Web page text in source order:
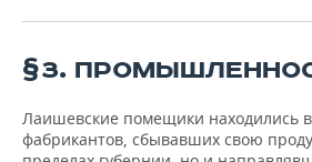
ХОККЕЙ С МЯЧОМ
ПРОИСШЕСТВИЯ
§3.
Лаишевские помещики находились
фабрикантов, сбывавших свою